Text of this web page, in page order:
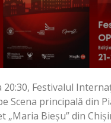
20:30, Festivalul
Scena principală din
„Maria Bieșu” din